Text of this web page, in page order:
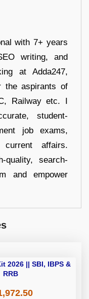
with 7+ years
writing, and
at Adda247,
the aspirants of
Railway etc. I
student-
job exams,
affairs.
quality, search-
and empower
2026 || SBI, IBPS &
RRB